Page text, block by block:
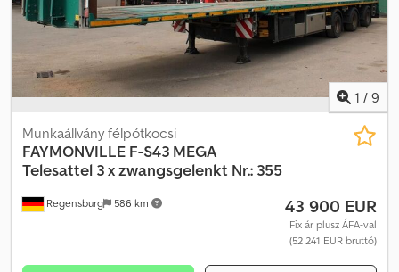
1 / 9
Regensburg 586 km
Munkaállvány félpótkocsi
FAYMONVILLE F-S43 MEGA
Telesattel 3 x zwangsgelenkt Nr.: 355
43 900 EUR
Fix ár plusz ÁFA-val
(52 241 EUR bruttó)